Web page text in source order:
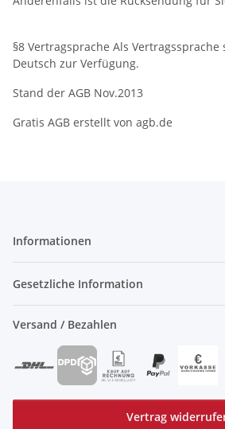
§8 Vertragsprache Als
Deutsch zur Verfügung.
Stand der AGB Nov.2013
Gratis AGB erstellt von agb.de
Informationen
Gesetzliche Information
Versand / Bezahlen
Vertrag